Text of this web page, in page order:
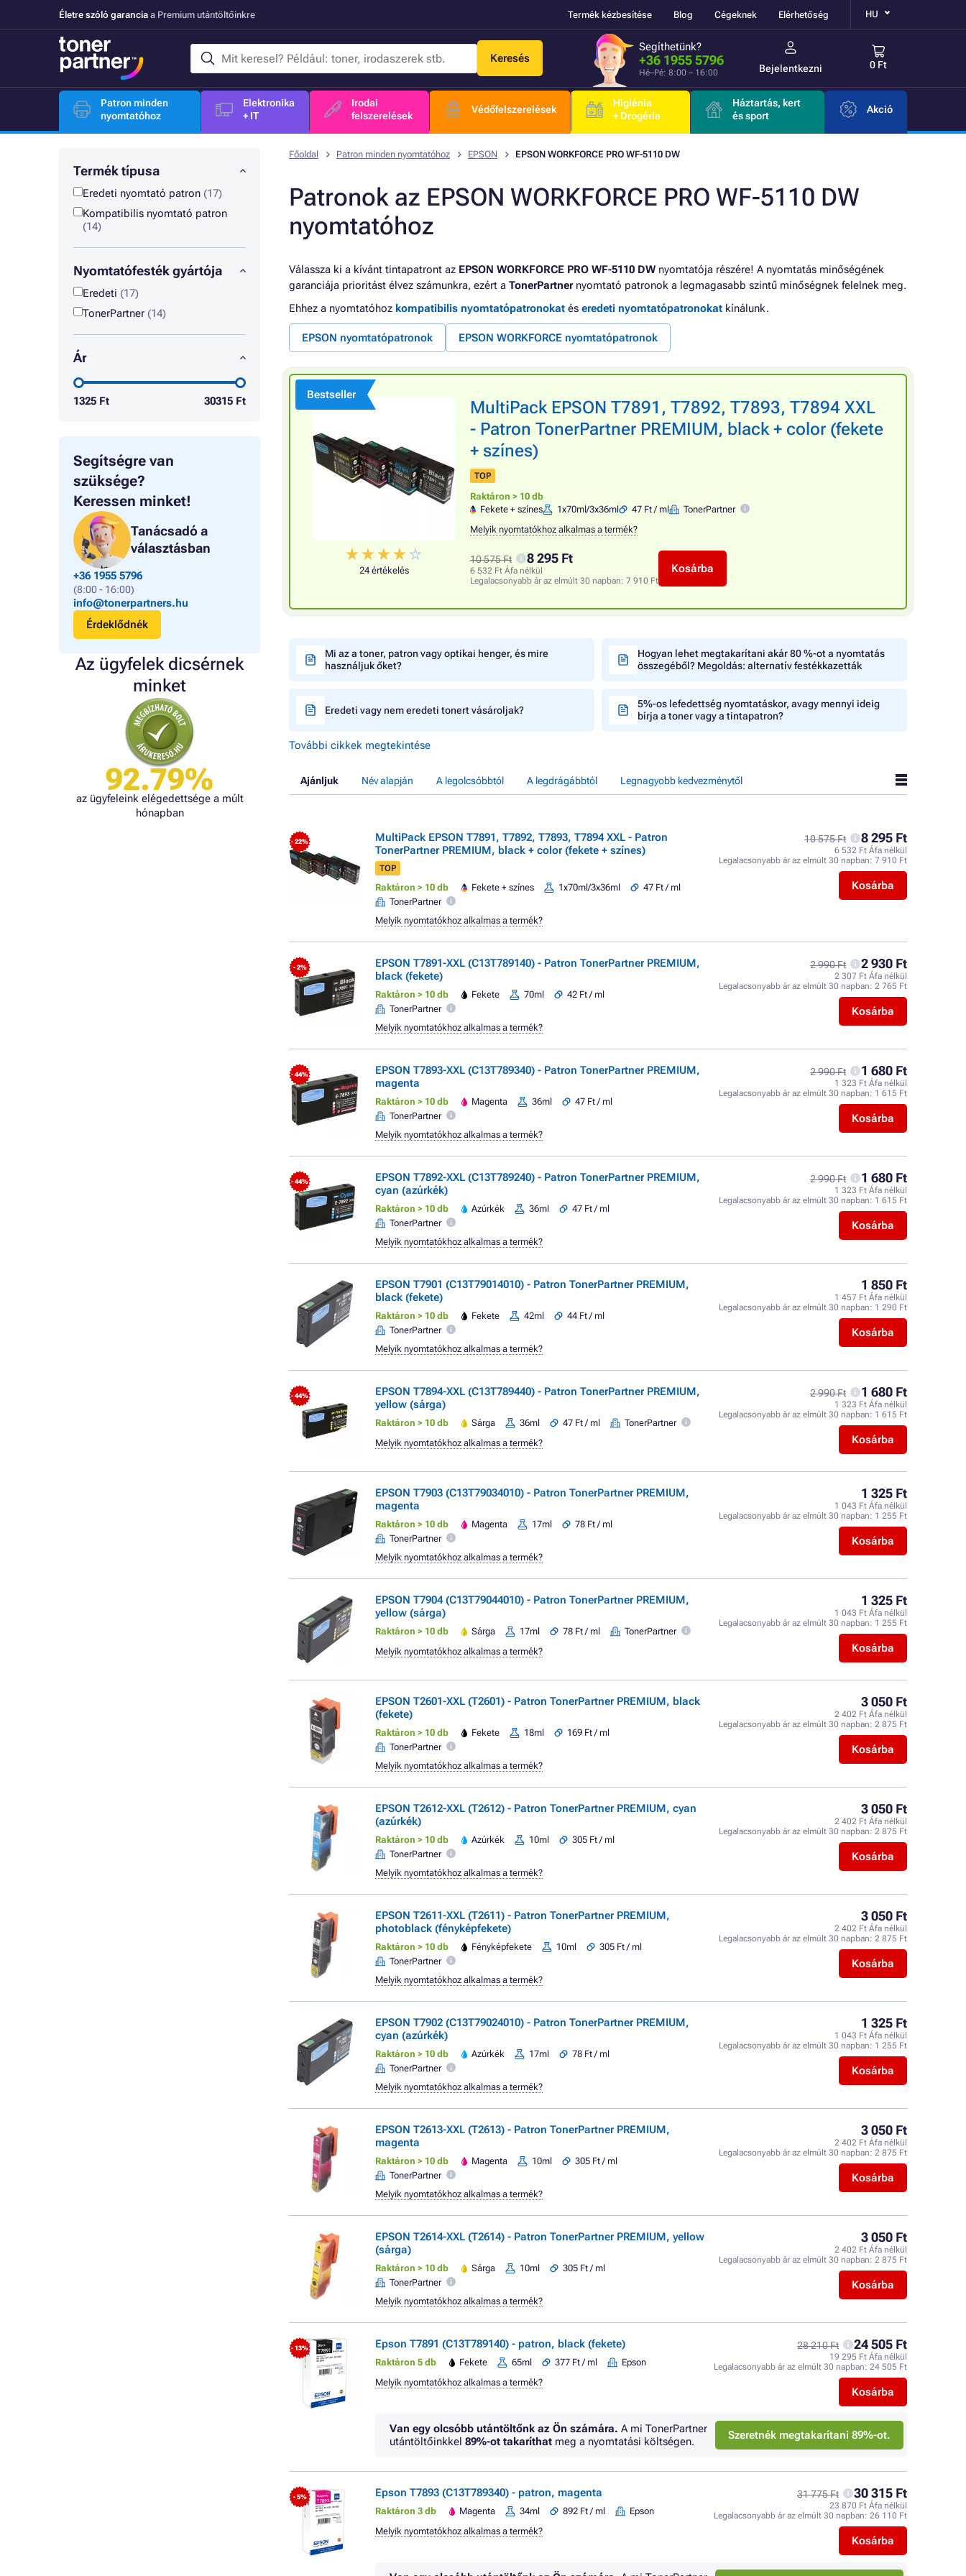
Életre szóló garancia a Premium utántöltőinkre Termék kézbesítése Blog Cégeknek Elérhetőség HU
Keresés
Segíthetünk?
+36 1955 5796
Hé–Pé: 8:00 – 16:00 Bejelentkezni 0 Ft
Patron minden
nyomtatóhoz
Elektronika
+ IT
Irodai
felszerelések
Védőfelszerelések
Higiénia
+ Drogéria
Háztartás, kert
és sport
Akció
Termék típusa
Eredeti nyomtató patron (17)
Kompatibilis nyomtató patron
(14)
Nyomtatófesték gyártója
Eredeti (17)
TonerPartner (14)
Ár
1325 Ft 30315 Ft
Segítségre van
szüksége?
Keressen minket!
Tanácsadó a
választásban
+36 1955 5796
(8:00 - 16:00)
info@tonerpartners.hu
Érdeklődnék
Az ügyfelek dicsérnek
minket
92.79%
az ügyfeleink elégedettsége a múlt
hónapban
Főoldal Patron minden nyomtatóhoz EPSON EPSON WORKFORCE PRO WF-5110 DW
Patronok az EPSON WORKFORCE PRO WF-5110 DW
nyomtatóhoz
Válassza ki a kívánt tintapatront az EPSON WORKFORCE PRO WF-5110 DW nyomtatója részére! A nyomtatás minőségének
garanciája prioritást élvez számunkra, ezért a TonerPartnernyomtató patronok a legmagasabb szintű minőségnek felelnek meg.
Ehhez a nyomtatóhoz kompatibilis nyomtatópatronokat és eredeti nyomtatópatronokat kínálunk.
EPSON nyomtatópatronok EPSON WORKFORCE nyomtatópatronok
Bestseller
24 értékelés
MultiPack EPSON T7891, T7892, T7893, T7894 XXL
- Patron TonerPartner PREMIUM, black + color (fekete
+ színes)
TOP
Raktáron > 10 db
Fekete + színes
1x70ml/3x36ml 47 Ft / ml
TonerPartner
Melyik nyomtatókhoz alkalmas a termék?
10 575 Ft 8 295 Ft
6 532 Ft Áfa nélkül
Legalacsonyabb ár az elmúlt 30 napban: 7 910 Ft
Kosárba
Mi az a toner, patron vagy optikai henger, és mire
használjuk őket?
Hogyan lehet megtakarítani akár 80 %-ot a nyomtatás
összegéből? Megoldás: alternatív festékkazetták
Eredeti vagy nem eredeti tonert vásároljak?
5%-os lefedettség nyomtatáskor, avagy mennyi ideig
bírja a toner vagy a tintapatron?
További cikkek megtekintése
Ajánljuk Név alapján A legolcsóbbtól A legdrágábbtól Legnagyobb kedvezménytől
- 22%
MultiPack EPSON T7891, T7892, T7893, T7894 XXL - Patron
TonerPartner PREMIUM, black + color (fekete + színes)
TOP
Raktáron > 10 db Fekete + színes 1x70ml/3x36ml
47 Ft / ml
TonerPartner
10 575 Ft 8 295 Ft
6 532 Ft Áfa nélkül
Legalacsonyabb ár az elmúlt 30 napban: 7 910 Ft
Kosárba
Melyik nyomtatókhoz alkalmas a termék?
- 2%
EPSON T7891-XXL (C13T789140) - Patron TonerPartner PREMIUM,
black (fekete)
Raktáron > 10 db Fekete 70ml
42 Ft / ml
TonerPartner
2 990 Ft 2 930 Ft
2 307 Ft Áfa nélkül
Legalacsonyabb ár az elmúlt 30 napban: 2 765 Ft
Kosárba
Melyik nyomtatókhoz alkalmas a termék?
- 44%
EPSON T7893-XXL (C13T789340) - Patron TonerPartner PREMIUM,
magenta
Raktáron > 10 db Magenta 36ml
47 Ft / ml
TonerPartner
2 990 Ft 1 680 Ft
1 323 Ft Áfa nélkül
Legalacsonyabb ár az elmúlt 30 napban: 1 615 Ft
Kosárba
Melyik nyomtatókhoz alkalmas a termék?
- 44%
EPSON T7892-XXL (C13T789240) - Patron TonerPartner PREMIUM,
cyan (azúrkék)
Raktáron > 10 db Azúrkék 36ml
47 Ft / ml
TonerPartner
2 990 Ft 1 680 Ft
1 323 Ft Áfa nélkül
Legalacsonyabb ár az elmúlt 30 napban: 1 615 Ft
Kosárba
Melyik nyomtatókhoz alkalmas a termék?
EPSON T7901 (C13T79014010) - Patron TonerPartner PREMIUM,
black (fekete)
Raktáron > 10 db Fekete 42ml
44 Ft / ml
TonerPartner
1 850 Ft
1 457 Ft Áfa nélkül
Legalacsonyabb ár az elmúlt 30 napban: 1 290 Ft
Kosárba
Melyik nyomtatókhoz alkalmas a termék?
- 44%
EPSON T7894-XXL (C13T789440) - Patron TonerPartner PREMIUM,
yellow (sárga)
Raktáron > 10 db Sárga 36ml 47 Ft / ml TonerPartner
2 990 Ft 1 680 Ft
1 323 Ft Áfa nélkül
Legalacsonyabb ár az elmúlt 30 napban: 1 615 Ft
Kosárba
Melyik nyomtatókhoz alkalmas a termék?
EPSON T7903 (C13T79034010) - Patron TonerPartner PREMIUM,
magenta
Raktáron > 10 db Magenta 17ml
78 Ft / ml
TonerPartner
1 325 Ft
1 043 Ft Áfa nélkül
Legalacsonyabb ár az elmúlt 30 napban: 1 255 Ft
Kosárba
Melyik nyomtatókhoz alkalmas a termék?
EPSON T7904 (C13T79044010) - Patron TonerPartner PREMIUM,
yellow (sárga)
Raktáron > 10 db Sárga 17ml 78 Ft / ml TonerPartner
1 325 Ft
1 043 Ft Áfa nélkül
Legalacsonyabb ár az elmúlt 30 napban: 1 255 Ft
Kosárba
Melyik nyomtatókhoz alkalmas a termék?
EPSON T2601-XXL (T2601) - Patron TonerPartner PREMIUM, black
(fekete)
Raktáron > 10 db Fekete 18ml
169 Ft / ml
TonerPartner
3 050 Ft
2 402 Ft Áfa nélkül
Legalacsonyabb ár az elmúlt 30 napban: 2 875 Ft
Kosárba
Melyik nyomtatókhoz alkalmas a termék?
EPSON T2612-XXL (T2612) - Patron TonerPartner PREMIUM, cyan
(azúrkék)
Raktáron > 10 db Azúrkék 10ml
305 Ft / ml
TonerPartner
3 050 Ft
2 402 Ft Áfa nélkül
Legalacsonyabb ár az elmúlt 30 napban: 2 875 Ft
Kosárba
Melyik nyomtatókhoz alkalmas a termék?
EPSON T2611-XXL (T2611) - Patron TonerPartner PREMIUM,
photoblack (fényképfekete)
Raktáron > 10 db Fényképfekete 10ml
305 Ft / ml
TonerPartner
3 050 Ft
2 402 Ft Áfa nélkül
Legalacsonyabb ár az elmúlt 30 napban: 2 875 Ft
Kosárba
Melyik nyomtatókhoz alkalmas a termék?
EPSON T7902 (C13T79024010) - Patron TonerPartner PREMIUM,
cyan (azúrkék)
Raktáron > 10 db Azúrkék 17ml
78 Ft / ml
TonerPartner
1 325 Ft
1 043 Ft Áfa nélkül
Legalacsonyabb ár az elmúlt 30 napban: 1 255 Ft
Kosárba
Melyik nyomtatókhoz alkalmas a termék?
EPSON T2613-XXL (T2613) - Patron TonerPartner PREMIUM,
magenta
Raktáron > 10 db Magenta 10ml
305 Ft / ml
TonerPartner
3 050 Ft
2 402 Ft Áfa nélkül
Legalacsonyabb ár az elmúlt 30 napban: 2 875 Ft
Kosárba
Melyik nyomtatókhoz alkalmas a termék?
EPSON T2614-XXL (T2614) - Patron TonerPartner PREMIUM, yellow
(sárga)
Raktáron > 10 db Sárga 10ml
305 Ft / ml
TonerPartner
3 050 Ft
2 402 Ft Áfa nélkül
Legalacsonyabb ár az elmúlt 30 napban: 2 875 Ft
Kosárba
Melyik nyomtatókhoz alkalmas a termék?
- 13% Epson T7891 (C13T789140) - patron, black (fekete)
Raktáron 5 db Fekete 65ml 377 Ft / ml Epson
28 210 Ft 24 505 Ft
19 295 Ft Áfa nélkül
Legalacsonyabb ár az elmúlt 30 napban: 24 505 Ft
Kosárba
Melyik nyomtatókhoz alkalmas a termék?
Van egy olcsóbb utántöltőnk az Ön számára. A mi TonerPartner
utántöltőinkkel 89%-ot takaríthat meg a nyomtatási költségen. Szeretnék megtakarítani 89%-ot.
- 5% Epson T7893 (C13T789340) - patron, magenta
Raktáron 3 db Magenta 34ml 892 Ft / ml Epson
31 775 Ft 30 315 Ft
23 870 Ft Áfa nélkül
Legalacsonyabb ár az elmúlt 30 napban: 26 110 Ft
Kosárba
Melyik nyomtatókhoz alkalmas a termék?